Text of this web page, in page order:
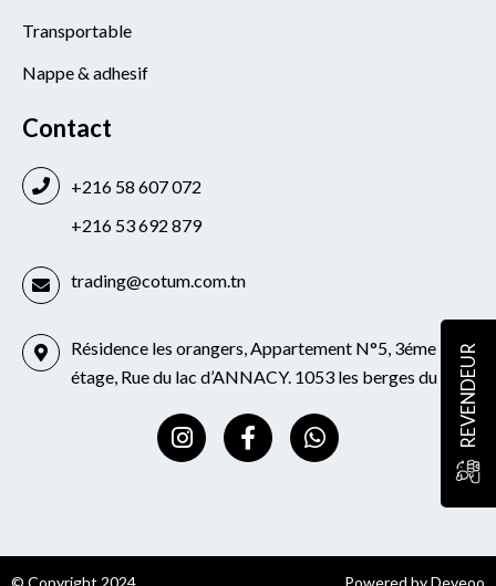
Transportable
Nappe & adhesif
Contact
+216 58 607 072
+216 53 692 879
trading@cotum.com.tn
Résidence les orangers, Appartement N°5, 3éme
étage, Rue du lac d’ANNACY. 1053 les berges du lac
I
n
s
F
a
c
W
h
a
REVENDEUR
© Copyright 2024 Powered by Deveoo